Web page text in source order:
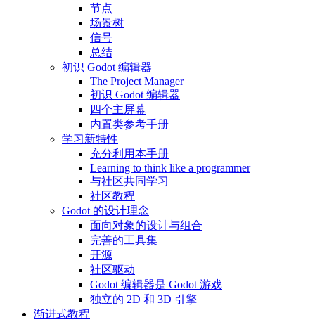
节点
场景树
信号
总结
初识 Godot 编辑器
The Project Manager
初识 Godot 编辑器
四个主屏幕
内置类参考手册
学习新特性
充分利用本手册
Learning to think like a programmer
与社区共同学习
社区教程
Godot 的设计理念
面向对象的设计与组合
完善的工具集
开源
社区驱动
Godot 编辑器是 Godot 游戏
独立的 2D 和 3D 引擎
渐进式教程